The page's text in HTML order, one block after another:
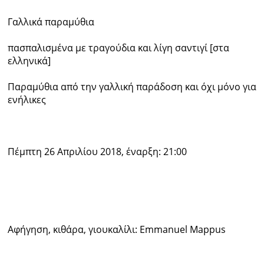
Οικονομία
Αθλητικά
Ραδιόφωνο
Εκπομπές
Γαλλικά παραμύθια
πασπαλισμένα με τραγούδια και λίγη σαντιγί [στα
ελληνικά]
Παραμύθια από την γαλλική παράδοση και όχι μόνο για
ενήλικες
Πέμπτη 26 Απριλίου 2018, έναρξη: 21:00
Αφήγηση, κιθάρα, γιουκαλίλι: Emmanuel Mappus